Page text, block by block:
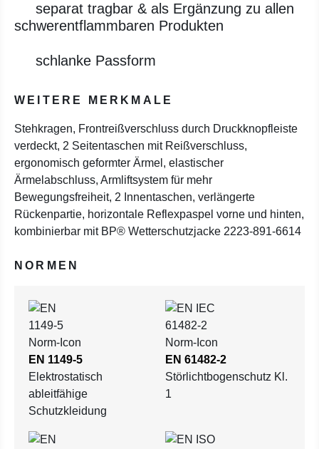
separat tragbar & als Ergänzung zu allen
schwerentflammbaren Produkten
schlanke Passform
WEITERE MERKMALE
Stehkragen, Frontreißverschluss durch Druckknopfleiste
verdeckt, 2 Seitentaschen mit Reißverschluss,
ergonomisch geformter Ärmel, elastischer
Ärmelabschluss, Armliftsystem für mehr
Bewegungsfreiheit, 2 Innentaschen, verlängerte
Rückenpartie, horizontale Reflexpaspel vorne und hinten,
kombinierbar mit BP® Wetterschutzjacke 2223-891-6614
NORMEN
EN 1149-5
Elektrostatisch
ableitfähige
Schutzkleidung
EN 61482-2
Störlichtbogenschutz Kl.
1